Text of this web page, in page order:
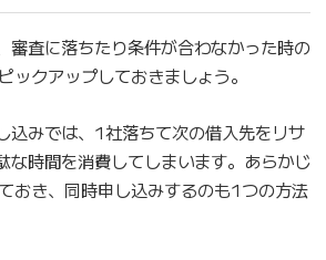
審査に落ちたり条件が合わなかった時の
ックアップしておきましょう。
込みでは、1社落ちて次の借入先をリサ
な時間を消費してしまいます。あらかじ
おき、同時申し込みするのも1つの方法